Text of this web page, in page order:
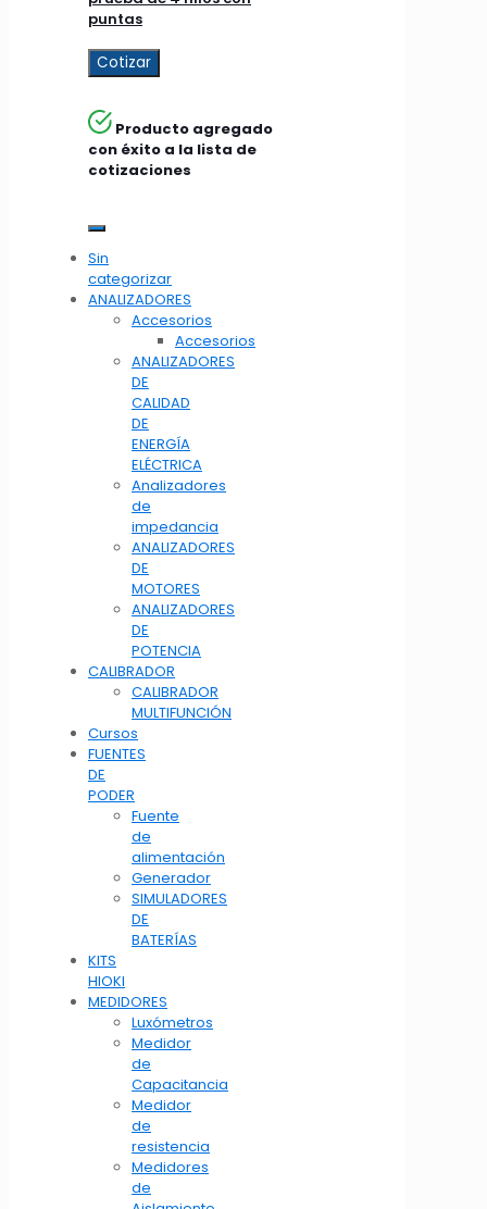
puntas
Cotizar
Producto agregado
con éxito a la lista de
cotizaciones
Sin
categorizar
ANALIZADORES
Accesorios
Accesorios
ANALIZADORES
DE
CALIDAD
DE
ENERGÍA
ELÉCTRICA
Analizadores
de
impedancia
ANALIZADORES
DE
MOTORES
ANALIZADORES
DE
POTENCIA
CALIBRADOR
CALIBRADOR
MULTIFUNCIÓN
Cursos
FUENTES
DE
PODER
Fuente
de
alimentación
Generador
SIMULADORES
DE
BATERÍAS
KITS
HIOKI
MEDIDORES
Luxómetros
Medidor
de
Capacitancia
Medidor
de
resistencia
Medidores
de